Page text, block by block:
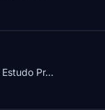
Pr...